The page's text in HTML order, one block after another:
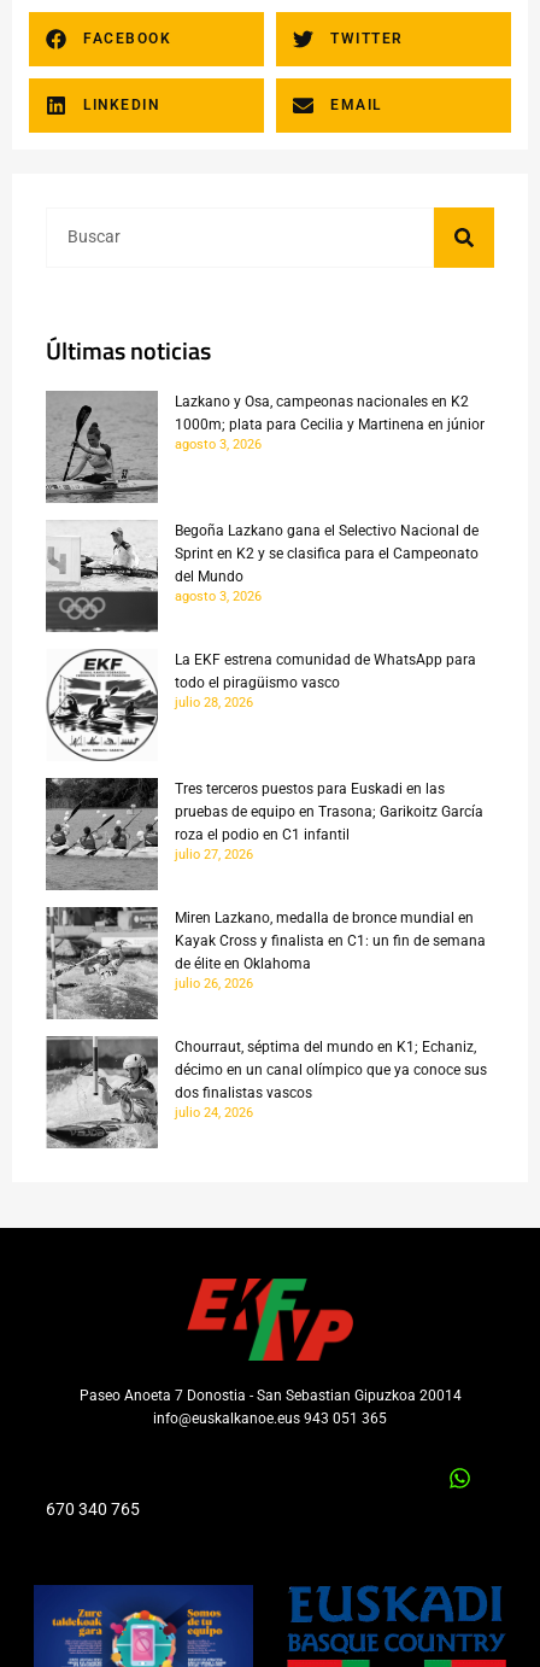
FACEBOOK TWITTER
LINKEDIN EMAIL
Últimas noticias
Lazkano y Osa, campeonas nacionales en K2
1000m; plata para Cecilia y Martinena en júnior
agosto 3, 2026
Begoña Lazkano gana el Selectivo Nacional de
Sprint en K2 y se clasifica para el Campeonato
del Mundo
agosto 3, 2026
La EKF estrena comunidad de WhatsApp para
todo el piragüismo vasco
julio 28, 2026
Tres terceros puestos para Euskadi en las
pruebas de equipo en Trasona; Garikoitz García
roza el podio en C1 infantil
julio 27, 2026
Miren Lazkano, medalla de bronce mundial en
Kayak Cross y finalista en C1: un fin de semana
de élite en Oklahoma
julio 26, 2026
Chourraut, séptima del mundo en K1; Echaniz,
décimo en un canal olímpico que ya conoce sus
dos finalistas vascos
julio 24, 2026
Paseo Anoeta 7 Donostia - San Sebastian Gipuzkoa 20014
info@euskalkanoe.eus 943 051 365
670 340 765